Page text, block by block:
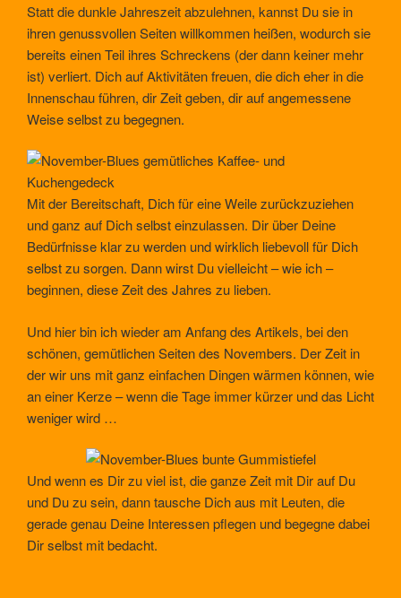
Statt die dunkle Jahreszeit abzulehnen, kannst Du sie in
ihren genussvollen Seiten willkommen heißen, wodurch sie
bereits einen Teil ihres Schreckens (der dann keiner mehr
ist) verliert. Dich auf Aktivitäten freuen, die dich eher in die
Innenschau führen, dir Zeit geben, dir auf angemessene
Weise selbst zu begegnen.
Mit der Bereitschaft, Dich für eine Weile zurückzuziehen
und ganz auf Dich selbst einzulassen. Dir über Deine
Bedürfnisse klar zu werden und wirklich liebevoll für Dich
selbst zu sorgen. Dann wirst Du vielleicht – wie ich –
beginnen, diese Zeit des Jahres zu lieben.
Und hier bin ich wieder am Anfang des Artikels, bei den
schönen, gemütlichen Seiten des Novembers. Der Zeit in
der wir uns mit ganz einfachen Dingen wärmen können, wie
an einer Kerze – wenn die Tage immer kürzer und das Licht
weniger wird …
Und wenn es Dir zu viel ist, die ganze Zeit mit Dir auf Du
und Du zu sein, dann tausche Dich aus mit Leuten, die
gerade genau Deine Interessen pflegen und begegne dabei
Dir selbst mit bedacht.